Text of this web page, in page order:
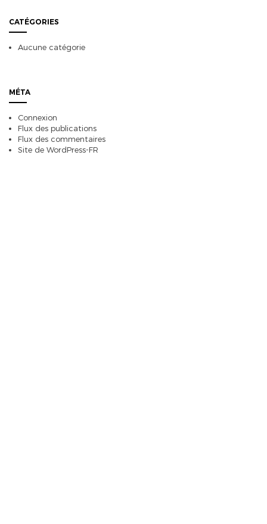
CATÉGORIES
Aucune catégorie
MÉTA
Connexion
Flux des publications
Flux des commentaires
Site de WordPress-FR